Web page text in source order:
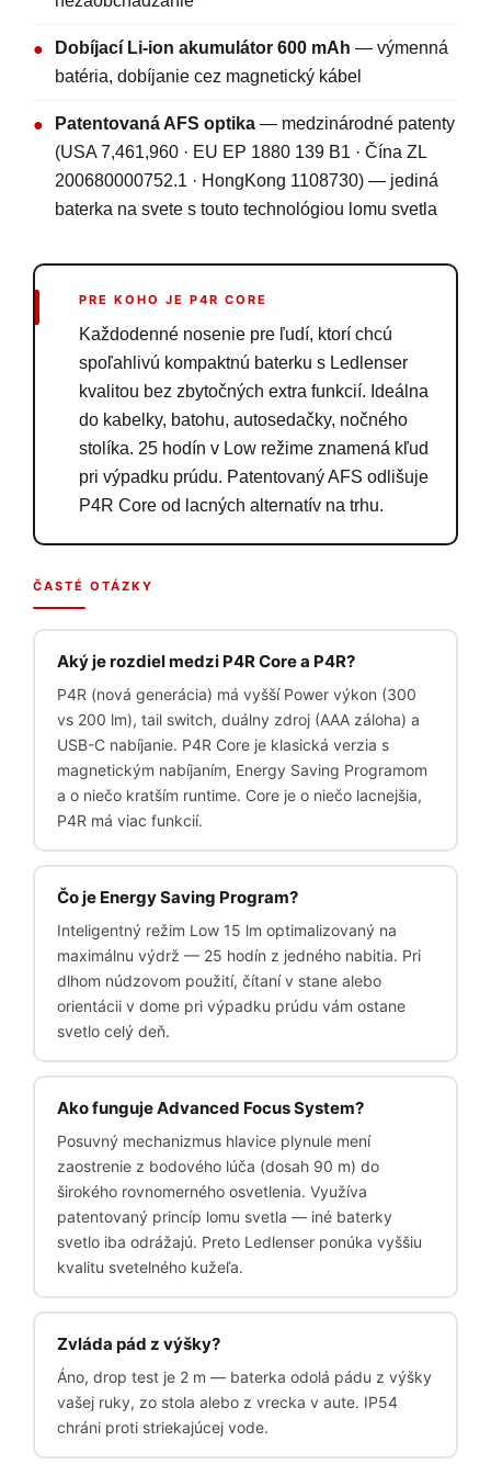
● Dobíjací Li-ion akumulátor 600 mAh — výmenná
batéria, dobíjanie cez magnetický kábel
● Patentovaná AFS optika — medzinárodné patenty
(USA 7,461,960 · EU EP 1880 139 B1 · Čína ZL
200680000752.1 · HongKong 1108730) — jediná
baterka na svete s touto technológiou lomu svetla
PRE KOHO JE P4R CORE
Každodenné nosenie pre ľudí, ktorí chcú
spoľahlivú kompaktnú baterku s Ledlenser
kvalitou bez zbytočných extra funkcií. Ideálna
do kabelky, batohu, autosedačky, nočného
stolíka. 25 hodín v Low režime znamená kľud
pri výpadku prúdu. Patentovaný AFS odlišuje
P4R Core od lacných alternatív na trhu.
ČASTÉ OTÁZKY
Aký je rozdiel medzi P4R Core a P4R?
P4R (nová generácia) má vyšší Power výkon (300
vs 200 lm), tail switch, duálny zdroj (AAA záloha) a
USB-C nabíjanie. P4R Core je klasická verzia s
magnetickým nabíjaním, Energy Saving Programom
a o niečo kratším runtime. Core je o niečo lacnejšia,
P4R má viac funkcií.
Čo je Energy Saving Program?
Inteligentný režim Low 15 lm optimalizovaný na
maximálnu výdrž — 25 hodín z jedného nabitia. Pri
dlhom núdzovom použití, čítaní v stane alebo
orientácii v dome pri výpadku prúdu vám ostane
svetlo celý deň.
Ako funguje Advanced Focus System?
Posuvný mechanizmus hlavice plynule mení
zaostrenie z bodového lúča (dosah 90 m) do
širokého rovnomerného osvetlenia. Využíva
patentovaný princíp lomu svetla — iné baterky
svetlo iba odrážajú. Preto Ledlenser ponúka vyššiu
kvalitu svetelného kužeľa.
Zvláda pád z výšky?
Áno, drop test je 2 m — baterka odolá pádu z výšky
vašej ruky, zo stola alebo z vrecka v aute. IP54
chráni proti striekajúcej vode.